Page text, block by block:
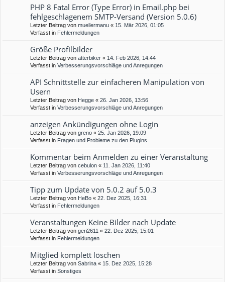
PHP 8 Fatal Error (Type Error) in Email.php bei
fehlgeschlagenem SMTP-Versand (Version 5.0.6)
Letzter Beitrag von muellermanu « 15. Mär 2026, 01:05
Verfasst in Fehlermeldungen
Größe Profilbilder
Letzter Beitrag von atterbiker « 14. Feb 2026, 14:44
Verfasst in Verbesserungsvorschläge und Anregungen
API Schnittstelle zur einfacheren Manipulation von
Usern
Letzter Beitrag von Hegge « 26. Jan 2026, 13:56
Verfasst in Verbesserungsvorschläge und Anregungen
anzeigen Ankündigungen ohne Login
Letzter Beitrag von greno « 25. Jan 2026, 19:09
Verfasst in Fragen und Probleme zu den Plugins
Kommentar beim Anmelden zu einer Veranstaltung
Letzter Beitrag von cebulon « 11. Jan 2026, 11:40
Verfasst in Verbesserungsvorschläge und Anregungen
Tipp zum Update von 5.0.2 auf 5.0.3
Letzter Beitrag von HeBo « 22. Dez 2025, 16:31
Verfasst in Fehlermeldungen
Veranstaltungen Keine Bilder nach Update
Letzter Beitrag von geri2611 « 22. Dez 2025, 15:01
Verfasst in Fehlermeldungen
Mitglied komplett löschen
Letzter Beitrag von Sabrina « 15. Dez 2025, 15:28
Verfasst in Sonstiges